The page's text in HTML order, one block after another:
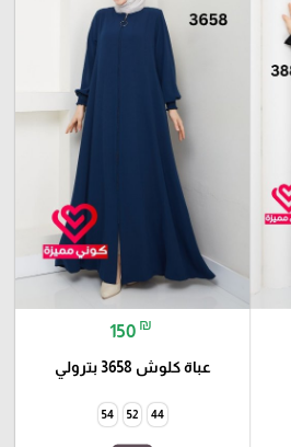
150 ₪
عباة كلوش 3658 بترولي
44
52
54